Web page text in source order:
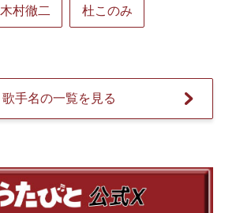
木村徹二 杜このみ
歌手名の一覧を見る